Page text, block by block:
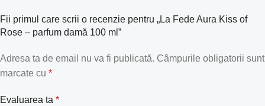
Fii primul care scrii o recenzie pentru „La Fede Aura Kiss of
Rose – parfum damă 100 ml”
Adresa ta de email nu va fi publicată. Câmpurile obligatorii sunt
marcate cu *
Evaluarea ta *